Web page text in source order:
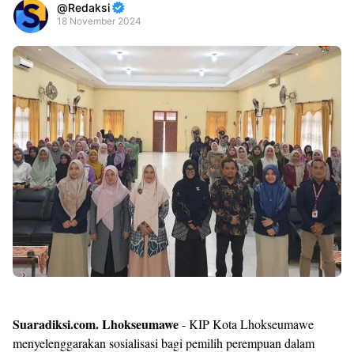
Redaksi
18 November 2024
Premium
By
Raushan
Design
With
Shroff
Templates
Suaradiksi.com. Lhokseumawe- KIP Kota Lhokseumawe
menyelenggarakan sosialisasi bagi pemilih perempuan dalam